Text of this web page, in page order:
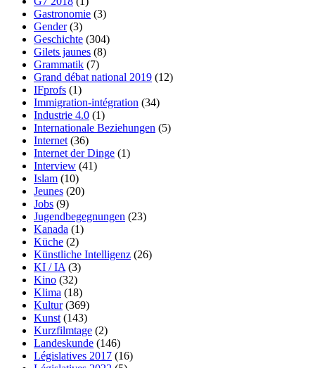
Gastronomie (3)
Gender(3)
Geschichte (304)
Gilets jaunes (8)
Grammatik (7)
Grand débat national 2019 (12)
IFprofs (1)
Immigration-intégration (34)
Industrie 4.0 (1)
Internationale Beziehungen (5)
Internet (36)
Internet der Dinge (1)
Interview (41)
Islam (10)
Jeunes (20)
Jobs (9)
Jugendbegegnungen (23)
Kanada (1)
Küche (2)
Künstliche Intelligenz (26)
KI / IA (3)
Kino (32)
Klima (18)
Kultur(369)
Kunst (143)
Kurzfilmtage (2)
Landeskunde (146)
Législatives 2017 (16)